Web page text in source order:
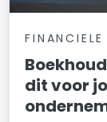
dit voor